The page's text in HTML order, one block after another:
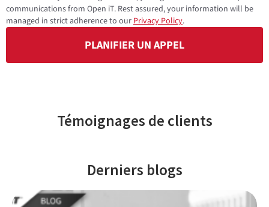
communications from Open iT. Rest assured, your information will be
managed in strict adherence to ourPrivacy Policy.
PLANIFIER UN APPEL
Témoignages de clients
Derniers blogs